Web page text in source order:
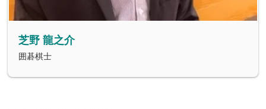
芝野 龍之介
囲碁棋士